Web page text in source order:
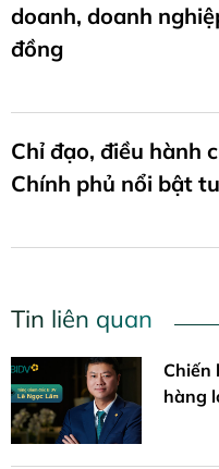
doanh, doanh
đồng
Chỉ đạo, điều hành
Chính phủ nổi bật
Tin liên quan
Chiến
hàng